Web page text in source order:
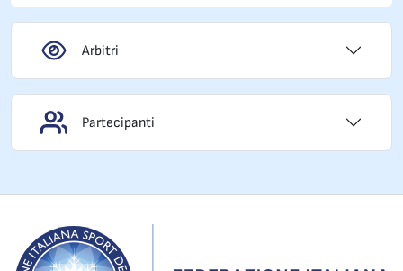
Arbitri
Partecipanti